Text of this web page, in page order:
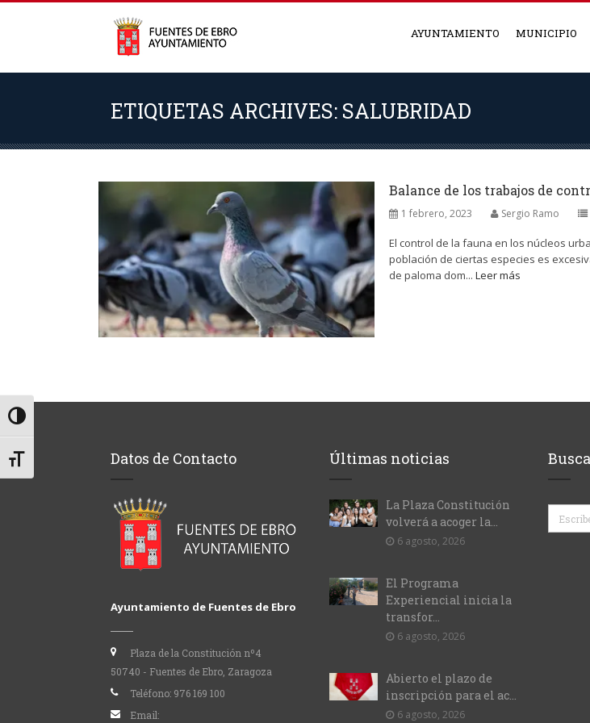
Alternar alto contraste
Alternar tamaño de letra
AYUNTAMIENTO MUNICIPIO
ETIQUETAS ARCHIVES: SALUBRIDAD
Balance de los trabajos de
1 febrero, 2023 Sergio Ramo
El control de la fauna en los núcleos
población de ciertas especies es
de paloma dom... Leer más
Datos de Contacto
Ayuntamiento de Fuentes de Ebro
Plaza de la Constitución nº4
50740 - Fuentes de Ebro, Zaragoza
Teléfono: 976 169 100
Email:
Últimas noticias
La Plaza Constitución
volverá a acoger la...
6 agosto, 2026
El Programa
Experiencial inicia la
transfor...
6 agosto, 2026
Abierto el plazo de
inscripción para el ac...
6 agosto, 2026
Buscar